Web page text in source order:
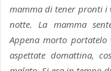
mamma di tener pronti i
notte. La mamma
Appena morto
aspettate domattina,